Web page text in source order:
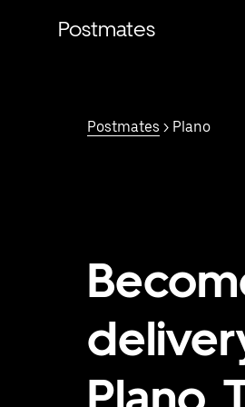
contenidoPostmates
Postmates > Plano